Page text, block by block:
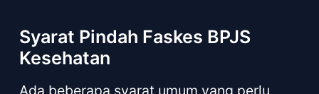
Syarat Pindah Faskes BPJS
Kesehatan